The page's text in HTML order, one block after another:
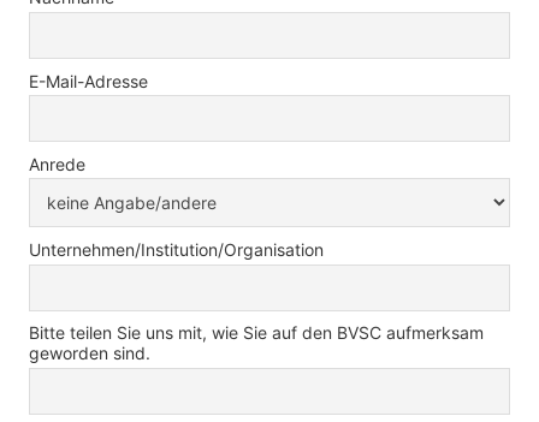
E-Mail-Adresse
Anrede
Unternehmen/Institution/Organisation
Bitte teilen Sie uns mit, wie Sie auf den BVSC aufmerksam
geworden sind.